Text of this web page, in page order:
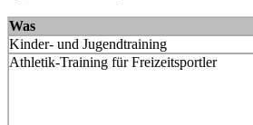
Was
Kinder- und Jugendtraining
Athletik-Training für Freizeitsportler